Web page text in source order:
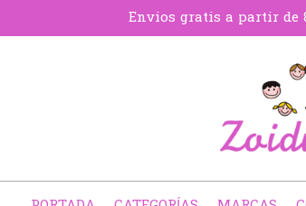
Envios gratis a partir de